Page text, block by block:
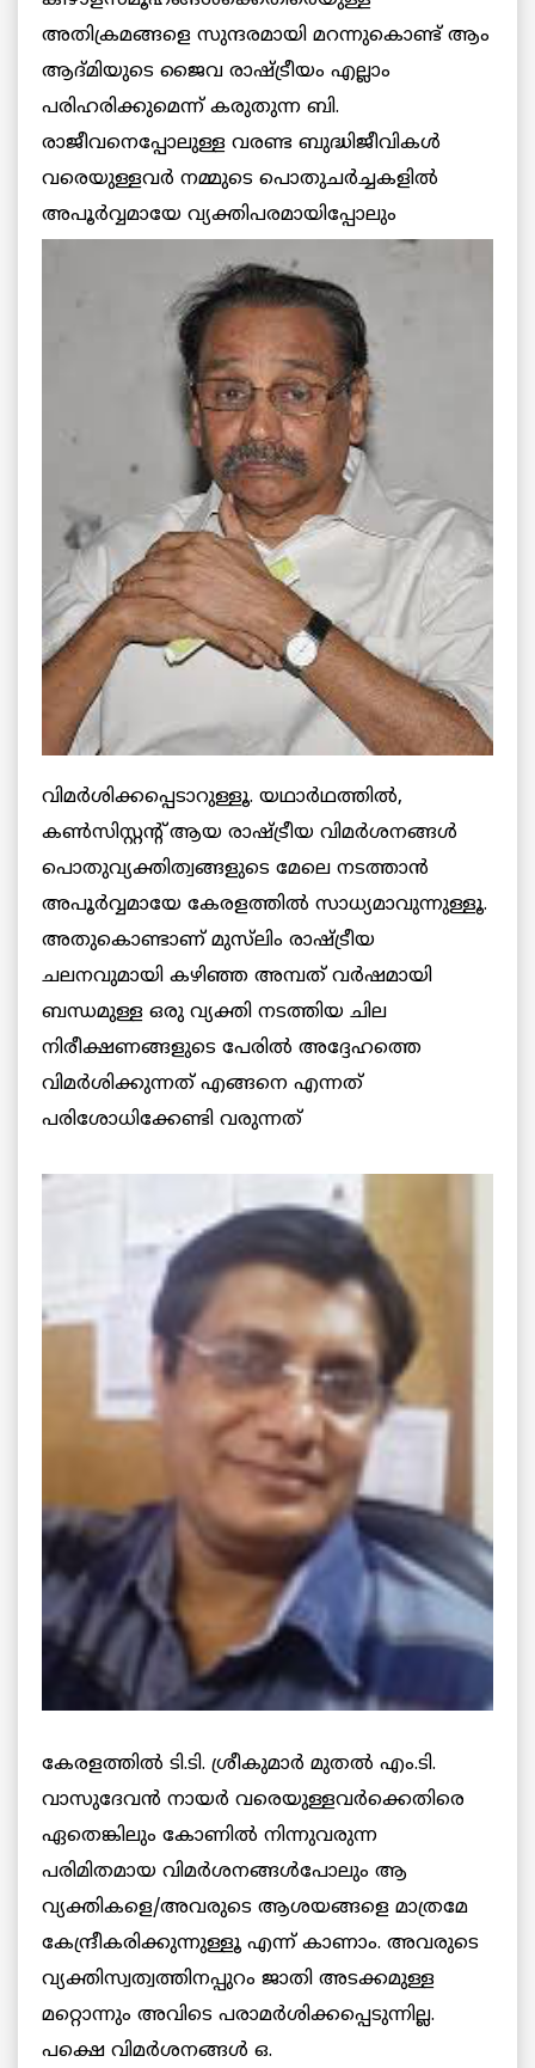
അതിക്രമങ്ങളെ സുന്ദരമായി മറന്നുകൊണ്ട് ആം
ആദ്മിയുടെ ജൈവ രാഷ്ട്രീയം എല്ലാം
പരിഹരിക്കുമെന്ന് കരുതുന്ന ബി.
രാജീവനെപ്പോലുള്ള വരണ്ട ബുദ്ധിജീവികള്‍
വരെയുള്ളവര്‍ നമ്മുടെ പൊതുചര്‍ച്ചകളില്‍
അപൂര്‍വ്വമായേ വ്യക്തിപരമായിപ്പോലും
വിമര്‍ശിക്കപ്പെടാറുള്ളൂ. യഥാര്‍ഥത്തില്‍,
കണ്‍സിസ്റ്റന്റ് ആയ രാഷ്ട്രീയ വിമര്‍ശനങ്ങള്‍
പൊതുവ്യക്തിത്വങ്ങളുടെ മേലെ നടത്താന്‍
അപൂര്‍വ്വമായേ കേരളത്തില്‍ സാധ്യമാവുന്നുള്ളൂ.
അതുകൊണ്ടാണ് മുസ്‌ലിം രാഷ്ട്രീയ
ചലനവുമായി കഴിഞ്ഞ അമ്പത് വര്‍ഷമായി
ബന്ധമുള്ള ഒരു വ്യക്തി നടത്തിയ ചില
നിരീക്ഷണങ്ങളുടെ പേരില്‍ അദ്ദേഹത്തെ
വിമര്‍ശിക്കുന്നത് എങ്ങനെ എന്നത്
പരിശോധിക്കേണ്ടി വരുന്നത്
കേരളത്തില്‍ ടി.ടി. ശ്രീകുമാര്‍ മുതല്‍ എം.ടി.
വാസുദേവന്‍ നായര്‍ വരെയുള്ളവര്‍ക്കെതിരെ
ഏതെങ്കിലും കോണില്‍ നിന്നുവരുന്ന
പരിമിതമായ വിമര്‍ശനങ്ങള്‍പോലും ആ
വ്യക്തികളെ/അവരുടെ ആശയങ്ങളെ മാത്രമേ
കേന്ദ്രീകരിക്കുന്നുള്ളൂ എന്ന് കാണാം. അവരുടെ
വ്യക്തിസ്വത്വത്തിനപ്പുറം ജാതി അടക്കമുള്ള
മറ്റൊന്നും അവിടെ പരാമര്‍ശിക്കപ്പെടുന്നില്ല.
പക്ഷെ വിമര്‍ശനങ്ങള്‍ ഒ.